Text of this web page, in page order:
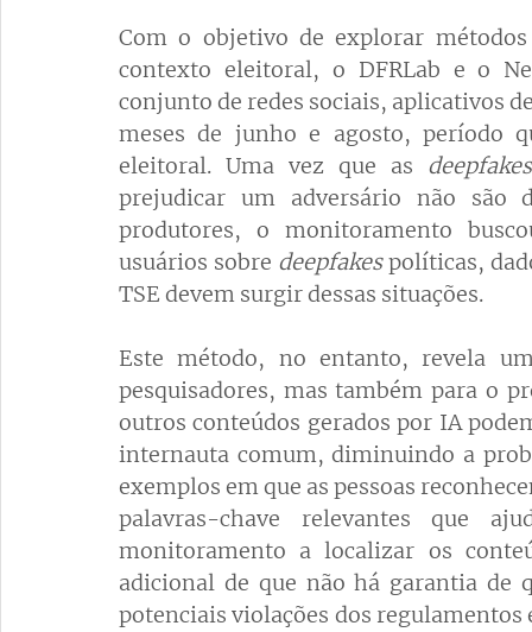
Com o objetivo de explorar
contexto eleitoral, o DFRLab e o
conjunto de redes sociais, aplicativos
meses de junho e agosto, período
eleitoral. Uma vez que as deepfakes
prejudicar um adversário não são
produtores, o monitoramento
usuários sobre deepfakes políticas,
TSE devem surgir dessas situações.
Este método, no entanto, revela
pesquisadores, mas também para o
outros conteúdos gerados por IA
internauta comum, diminuindo a
exemplos em que as pessoas
palavras-chave relevantes que
monitoramento a localizar os
adicional de que não há garantia de
potenciais violações dos